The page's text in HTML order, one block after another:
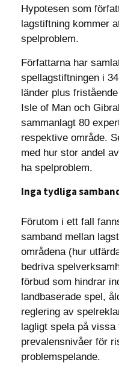
Hypotesen som
lagstiftning kommer
spelproblem.
Författarna har
spellagstiftningen i
länder plus
Isle of Man och
sammanlagt 80
respektive område.
med hur stor andel
ha spelproblem.
Inga tydliga
Förutom i ett fall
samband mellan
områdena (hur
bedriva
förbud som hindrar
landbaserade spel,
reglering av
lagligt spela på
prevalensnivåer för
problemspelande.